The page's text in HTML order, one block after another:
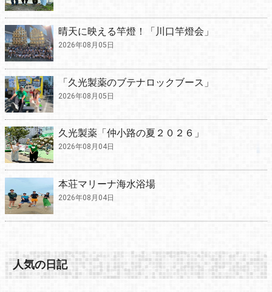
晴天に映える竿燈！「川口竿燈会」
2026年08月05日
「久光製薬のブテナロックブース」
2026年08月05日
久光製薬「仲小路の夏２０２６」
2026年08月04日
本荘マリーナ海水浴場
2026年08月04日
人気の日記